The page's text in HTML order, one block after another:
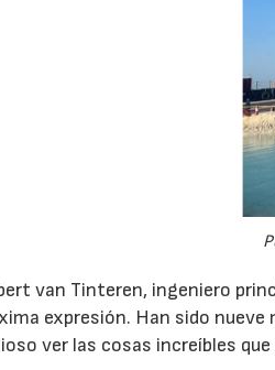
van Tinteren, ingeniero
expresión. Han sido
ver las cosas increíbles